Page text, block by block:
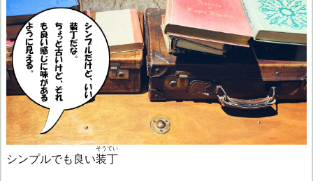
シンプルでも良い装丁
そうてい